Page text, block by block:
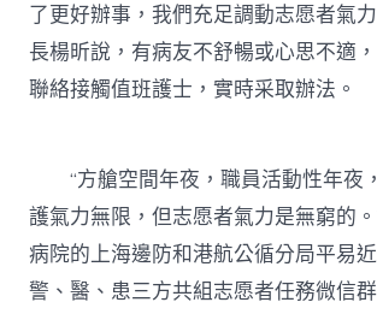
了更好辦事，我們充足調動志愿者氣
長楊昕說，有病友不舒暢或心思不適
聯絡接觸值班護士，實時采取辦法。
“方艙空間年夜，職員活動性年夜
護氣力無限，但志愿者氣力是無窮的
病院的上海邊防和港航公循分局平易
警、醫、患三方共組志愿者任務微信